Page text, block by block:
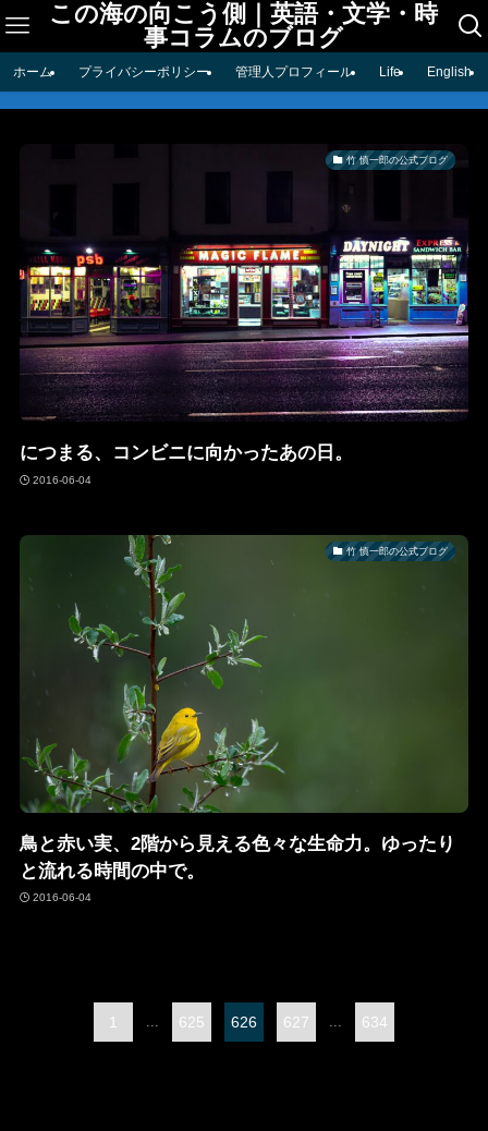
この海の向こう側｜英語・文学・時
事コラムのブログ
ホーム プライバシーポリシー 管理人プロフィール Life English
竹 慎一郎の公式ブログ
につまる、コンビニに向かったあの日。
2016-06-04
竹 慎一郎の公式ブログ
鳥と赤い実、2階から見える色々な生命力。ゆったり
と流れる時間の中で。
2016-06-04
1 625 626 627 634